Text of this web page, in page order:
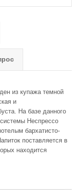
из купажа темной
и
На базе данного
Неспрессо
бархатисто-
поставляется в
находится